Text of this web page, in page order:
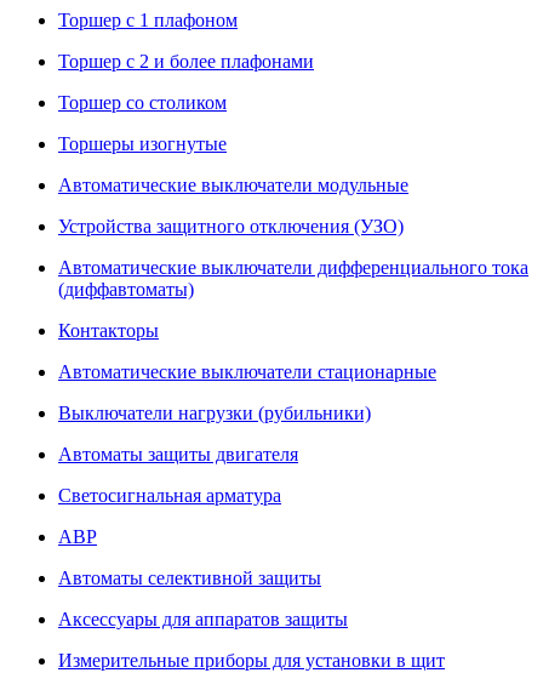
Торшер с 1 плафоном
Торшер с 2 и более плафонами
Торшер со столиком
Торшеры изогнутые
Автоматические выключатели модульные
Устройства защитного отключения (УЗО)
Автоматические выключатели дифференциального тока
(диффавтоматы)
Контакторы
Автоматические выключатели стационарные
Выключатели нагрузки (рубильники)
Автоматы защиты двигателя
Светосигнальная арматура
АВР
Автоматы селективной защиты
Аксессуары для аппаратов защиты
Измерительные приборы для установки в щит